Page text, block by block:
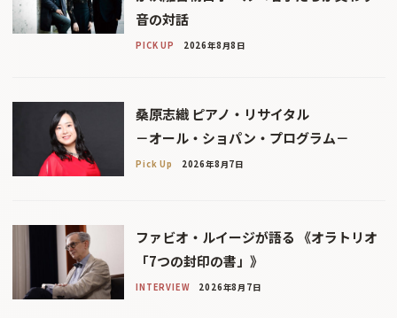
音の対話
PICK UP 2026年8月8日
桑原志織 ピアノ・リサイタル
－オール・ショパン・プログラム－
Pick Up 2026年8月7日
ファビオ・ルイージが語る 《オラトリオ
「7つの封印の書」》
INTERVIEW 2026年8月7日